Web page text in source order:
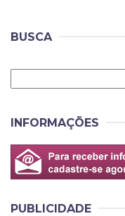
BUSCA
INFORMAÇÕES
PUBLICIDADE